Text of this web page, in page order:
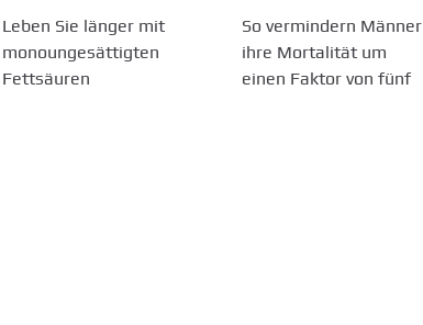
Leben Sie länger mit
monoungesättigten
Fettsäuren
So vermindern Männer
ihre Mortalität um
einen Faktor von fünf